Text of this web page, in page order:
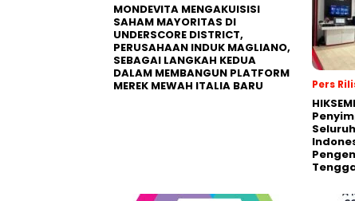
MONDEVITA MENGAKUISISI
SAHAM MAYORITAS DI
UNDERSCORE DISTRICT,
PERUSAHAAN INDUK MAGLIANO,
SEBAGAI LANGKAH KEDUA
DALAM MEMBANGUN PLATFORM
MEREK MEWAH ITALIA BARU
Pers